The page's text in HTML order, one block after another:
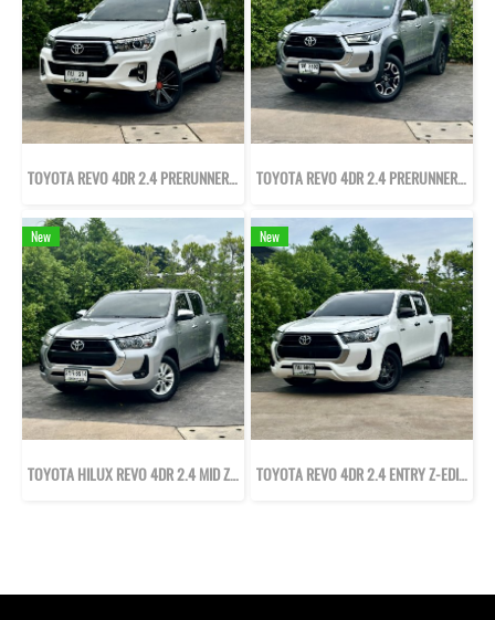
TOYOTA REVO 4DR 2.4 PRERUNNER E PLUS ปี62 TOYOTA REVO 4DR 2.4 PRERUNNER MID ปี65
New
TOYOTA HILUX REVO 4DR 2.4 MID Z-EDITION ปี64
New
TOYOTA REVO 4DR 2.4 ENTRY Z-EDITION ปี66